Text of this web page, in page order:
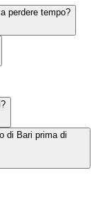
perdere tempo?
di Bari prima di